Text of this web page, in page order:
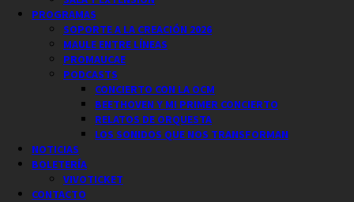
PROGRAMAS
SOPORTE A LA CREACIÓN 2026
MAULE ENTRE LÍNEAS
PROMAUCAE
PODCASTS
CONCIERTO CON LA OCM
BEETHOVEN Y MI PRIMER CONCIERTO
RELATOS DE ORQUESTA
LOS SONIDOS QUE NOS TRANSFORMAN
NOTICIAS
BOLETERÍA
VIVOTICKET
CONTACTO